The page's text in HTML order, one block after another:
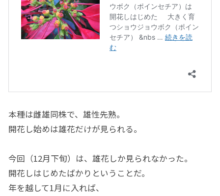
本種は雌雄同株で、雄性先熟。
開花し始めは雄花だけが見られる。
今回（12月下旬）は、雄花しか見られなかった。
開花しはじめたばかりということだ。
年を越して1月に入れば、